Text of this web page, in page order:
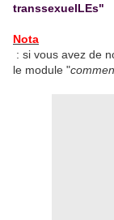
transsexuelLEs"
Nota
: si vous avez de
le module "